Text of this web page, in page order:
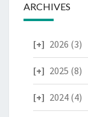
ARCHIVES
2026 (3)
2025 (8)
2024 (4)